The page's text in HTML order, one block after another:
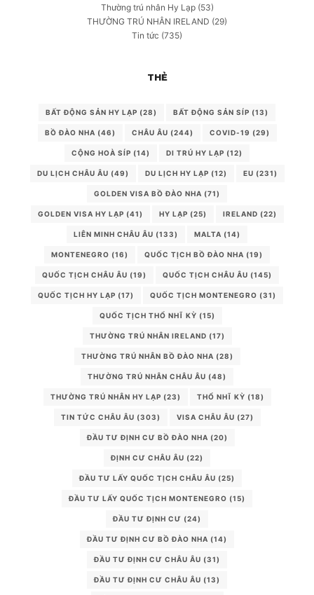
Thường trú nhân Hy Lạp(53)
THƯỜNG TRÚ NHÂN IRELAND (29)
Tin tức (735)
THẺ
BẤT ĐỘNG SẢN HY LẠP (28) BẤT ĐỘNG SẢN SÍP (13)
BỒ ĐÀO NHA (46) CHÂU ÂU (244) COVID-19 (29)
CỘNG HOÀ SÍP (14) DI TRÚ HY LẠP (12)
DU LỊCH CHÂU ÂU (49) DU LỊCH HY LẠP (12) EU (231)
GOLDEN VISA BỒ ĐÀO NHA (71)
GOLDEN VISA HY LẠP (41) HY LẠP (25) IRELAND (22)
LIÊN MINH CHÂU ÂU (133) MALTA (14)
MONTENEGRO (16) QUỐC TỊCH BỒ ĐÀO NHA (19)
QUỐC TỊCH CHÂU ÂU (19) QUỐC TỊCH CHÂU ÂU (145)
QUỐC TỊCH HY LẠP (17) QUỐC TỊCH MONTENEGRO (31)
QUỐC TỊCH THỔ NHĨ KỲ (15)
THƯỜNG TRÚ NHÂN IRELAND (17)
THƯỜNG TRÚ NHÂN BỒ ĐÀO NHA (28)
THƯỜNG TRÚ NHÂN CHÂU ÂU (48)
THƯỜNG TRÚ NHÂN HY LẠP (23) THỔ NHĨ KỲ (18)
TIN TỨC CHÂU ÂU (303) VISA CHÂU ÂU (27)
ĐẦU TƯ ĐỊNH CƯ BỒ ĐÀO NHA (20)
ĐỊNH CƯ CHÂU ÂU (22)
ĐẦU TƯ LẤY QUỐC TỊCH CHÂU ÂU (25)
ĐẦU TƯ LẤY QUỐC TỊCH MONTENEGRO (15)
ĐẦU TƯ ĐỊNH CƯ (24)
ĐẦU TƯ ĐỊNH CƯ BỒ ĐÀO NHA (14)
ĐẦU TƯ ĐỊNH CƯ CHÂU ÂU (31)
ĐẦU TƯ ĐỊNH CƯ CHÂU ÂU (13)